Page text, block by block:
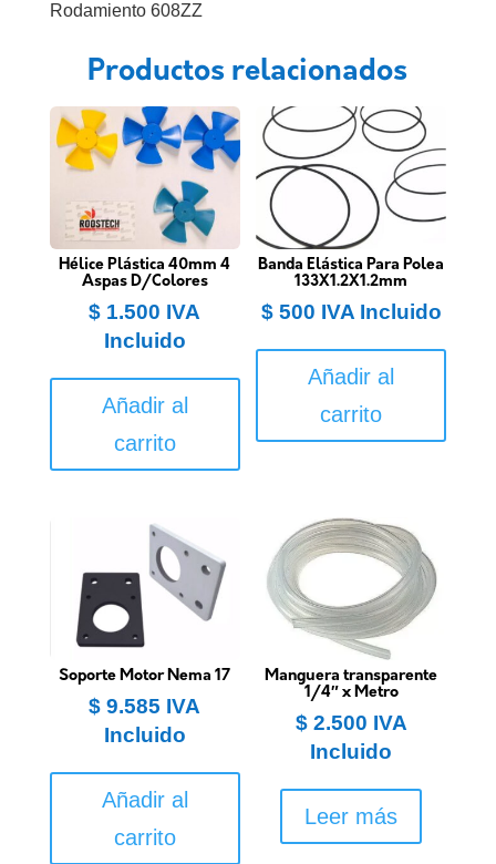
Rodamiento 608ZZ
Productos relacionados
Hélice Plástica 40mm 4
Aspas D/Colores
$ 1.500 IVA
Incluido
Añadir al
carrito
Banda Elástica Para Polea
133X1.2X1.2mm
$500 IVA Incluido
Añadir al
carrito
Soporte Motor Nema 17
$ 9.585 IVA
Incluido
Añadir al
carrito
Manguera transparente
1/4″ x Metro
$2.500 IVA
Incluido
Leer más